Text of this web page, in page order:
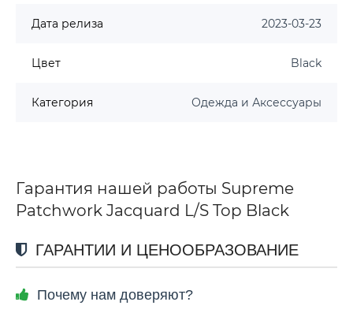
Дата релиза 2023-03-23
Цвет Black
Категория Одежда и Аксессуары
Гарантия нашей работы Supreme
Patchwork Jacquard L/S Top Black
ГАРАНТИИ И ЦЕНООБРАЗОВАНИЕ
Почему нам доверяют?